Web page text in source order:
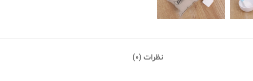
نظرات (0)